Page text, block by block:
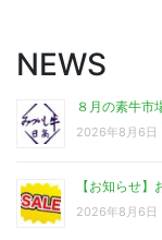
NEWS
８月の素牛市
2026年8月6日
【お知らせ
2026年8月6日